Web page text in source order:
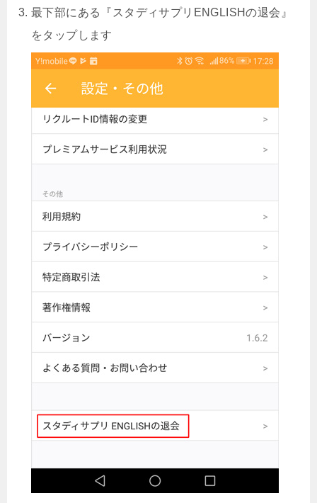
最下部にある『スタディサプリENGLISHの退会』
をタップします